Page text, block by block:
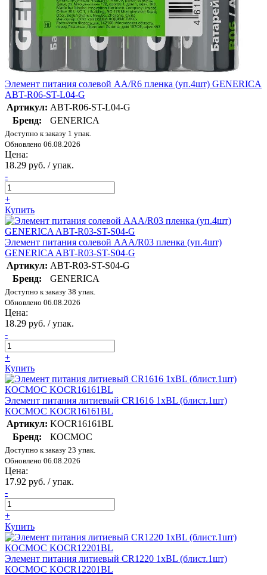
Элемент питания солевой AA/R6 пленка (уп.4шт) GENERICA
ABT-R06-ST-L04-G
Артикул: ABT-R06-ST-L04-G
Бренд:
GENERICA
Доступно к заказу 1 упак.
Обновлено 06.08.2026
Цена:
18.29 руб. / упак.
-
+
Купить
Элемент питания солевой AAA/R03 пленка (уп.4шт)
GENERICA ABT-R03-ST-S04-G
Артикул: ABT-R03-ST-S04-G
Бренд:
GENERICA
Доступно к заказу 38 упак.
Обновлено 06.08.2026
Цена:
18.29 руб. / упак.
-
+
Купить
Элемент питания литиевый CR1616 1хBL (блист.1шт)
КОСМОС KOCR16161BL
Артикул: KOCR16161BL
Бренд:
КОСМОС
Доступно к заказу 23 упак.
Обновлено 06.08.2026
Цена:
17.92 руб. / упак.
-
+
Купить
Элемент питания литиевый CR1220 1хBL (блист.1шт)
КОСМОС KOCR12201BL